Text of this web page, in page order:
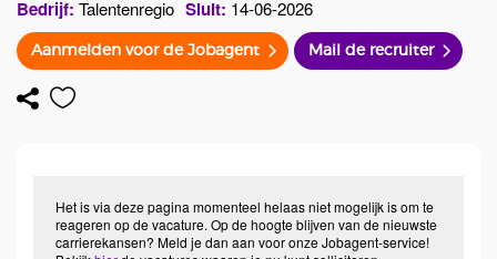
Bedrijf: Talentenregio Sluit: 14-06-2026
Aanmelden voor de Jobagent Mail de recruiter
Het is via deze pagina momenteel helaas niet mogelijk is om te
reageren op de vacature. Op de hoogte blijven van de nieuwste
carrierekansen? Meld je dan aan voor onze Jobagent-service!